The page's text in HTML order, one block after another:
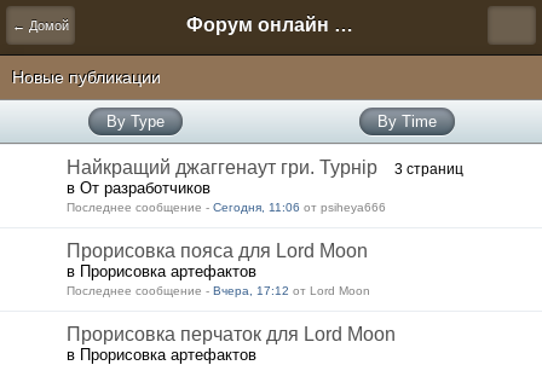
← Домой Форум онлайн игры "Новая Эра" (Нюра Биз)
Новые публикации
By Type By Time
Найкращий джаггенаут гри. Турнір 3 страниц
в От разработчиков
Последнее сообщение - Сегодня, 11:06 от psiheya666
Прорисовка пояса для Lord Moon
в Прорисовка артефактов
Последнее сообщение - Вчера, 17:12 от Lord Moon
Прорисовка перчаток для Lord Moon
в Прорисовка артефактов